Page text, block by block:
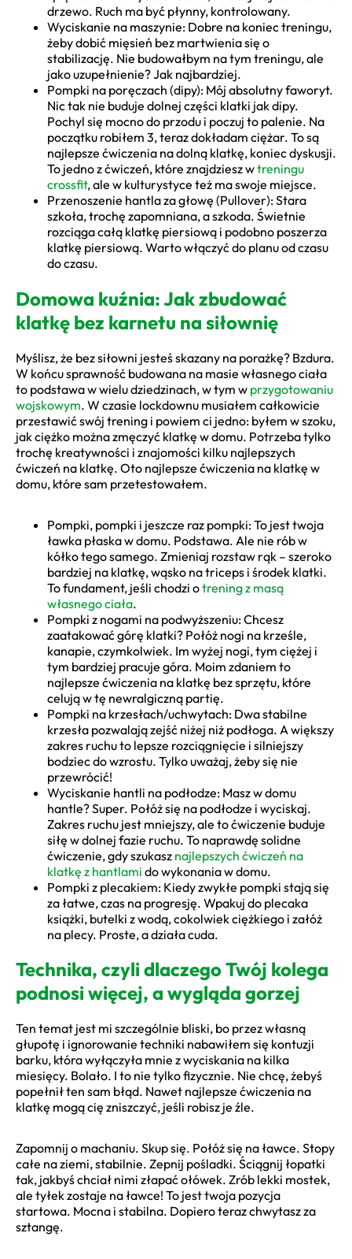
drzewo. Ruch ma być płynny, kontrolowany.
Wyciskanie na maszynie: Dobre na koniec treningu,
żeby dobić mięsień bez martwienia się o
stabilizację. Nie budowałbym na tym treningu, ale
jako uzupełnienie? Jak najbardziej.
Pompki na poręczach (dipy): Mój absolutny faworyt.
Nic tak nie buduje dolnej części klatki jak dipy.
Pochyl się mocno do przodu i poczuj to palenie. Na
początku robiłem 3, teraz dokładam ciężar. To są
najlepsze ćwiczenia na dolną klatkę, koniec dyskusji.
To jedno z ćwiczeń, które znajdziesz wtreningu
crossfit, ale w kulturystyce też ma swoje miejsce.
Przenoszenie hantla za głowę (Pullover): Stara
szkoła, trochę zapomniana, a szkoda. Świetnie
rozciąga całą klatkę piersiową i podobno poszerza
klatkę piersiową. Warto włączyć do planu od czasu
do czasu.
Domowa kuźnia: Jak zbudować
klatkę bez karnetu na siłownię
Myślisz, że bez siłowni jesteś skazany na porażkę? Bzdura.
W końcu sprawność budowana na masie własnego ciała
to podstawa w wielu dziedzinach, w tym w przygotowaniu
wojskowym. W czasie lockdownu musiałem całkowicie
przestawić swój trening i powiem ci jedno: byłem w szoku,
jak ciężko można zmęczyć klatkę w domu. Potrzeba tylko
trochę kreatywności i znajomości kilku najlepszych
ćwiczeń na klatkę. Oto najlepsze ćwiczenia na klatkę w
domu, które sam przetestowałem.
Pompki, pompki i jeszcze raz pompki: To jest twoja
ławka płaska w domu. Podstawa. Ale nie rób w
kółko tego samego. Zmieniaj rozstaw rąk – szeroko
bardziej na klatkę, wąsko na triceps i środek klatki.
To fundament, jeśli chodzi otrening z masą
własnego ciała.
Pompki z nogami na podwyższeniu: Chcesz
zaatakować górę klatki? Połóż nogi na krześle,
kanapie, czymkolwiek. Im wyżej nogi, tym ciężej i
tym bardziej pracuje góra. Moim zdaniem to
najlepsze ćwiczenia na klatkę bez sprzętu, które
celują w tę newralgiczną partię.
Pompki na krzesłach/uchwytach: Dwa stabilne
krzesła pozwalają zejść niżej niż podłoga. A większy
zakres ruchu to lepsze rozciągnięcie i silniejszy
bodziec do wzrostu. Tylko uważaj, żeby się nie
przewrócić!
Wyciskanie hantli na podłodze: Masz w domu
hantle? Super. Połóż się na podłodze i wyciskaj.
Zakres ruchu jest mniejszy, ale to ćwiczenie buduje
siłę w dolnej fazie ruchu. To naprawdę solidne
ćwiczenie, gdy szukasz najlepszych ćwiczeń na
klatkę z hantlami do wykonania w domu.
Pompki z plecakiem: Kiedy zwykłe pompki stają się
za łatwe, czas na progresję. Wpakuj do plecaka
książki, butelki z wodą, cokolwiek ciężkiego i załóż
na plecy. Proste, a działa cuda.
Technika, czyli dlaczego Twój kolega
podnosi więcej, a wygląda gorzej
Ten temat jest mi szczególnie bliski, bo przez własną
głupotę i ignorowanie techniki nabawiłem się kontuzji
barku, która wyłączyła mnie z wyciskania na kilka
miesięcy. Bolało. I to nie tylko fizycznie. Nie chcę, żebyś
popełnił ten sam błąd. Nawet najlepsze ćwiczenia na
klatkę mogą cię zniszczyć, jeśli robisz je źle.
Zapomnij o machaniu. Skup się. Połóż się na ławce. Stopy
całe na ziemi, stabilnie. Zepnij pośladki. Ściągnij łopatki
tak, jakbyś chciał nimi złapać ołówek. Zrób lekki mostek,
ale tyłek zostaje na ławce! To jest twoja pozycja
startowa. Mocna i stabilna. Dopiero teraz chwytasz za
sztangę.